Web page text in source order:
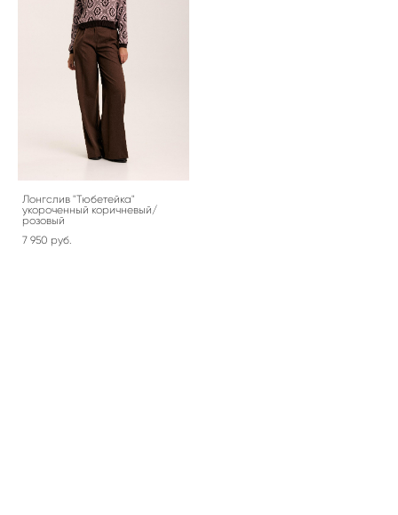
Лонгслив "Тюбетейка"
укороченный коричневый/
розовый
7 950 pуб.